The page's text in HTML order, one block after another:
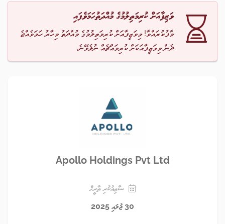
ވަޒިފާއަށް ކުރިމަތިލުމުގެ މުއްދަތުހަމަވެފައި
މާފުކުރައްވާ! މިވަޒީފާއަށް ކުރިމަތިލުމުގެ މުއްދަތު މިހާރު ހަމަވެއްޖެ
ދެން މިވަޒީފާއަކަށް ކުރިމައްޗެއް ނުލެވޭނެ.
Apollo Holdings Pvt Ltd
ޝާޢިއުކުރި ތާރީޚް
30 ޖުލައި 2025